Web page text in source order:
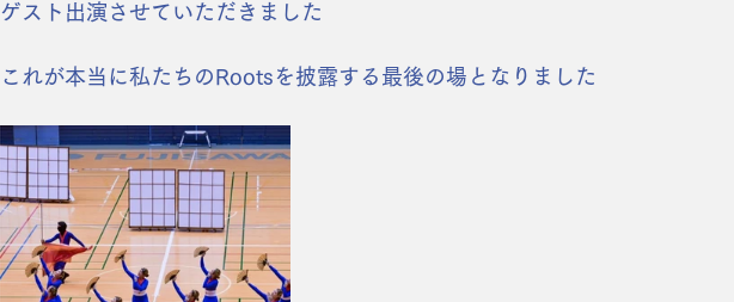
ゲスト出演させていただきました
これが本当に私たちのRootsを披露する最後の場となりました